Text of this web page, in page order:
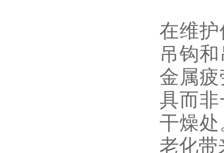
在维
吊钩
金属
具而
干燥
老化带